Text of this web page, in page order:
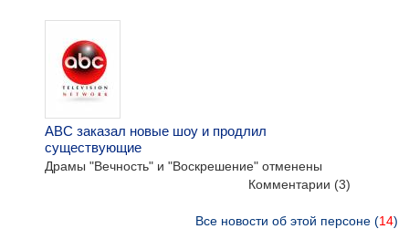
ABC заказал новые шоу и продлил
существующие
Драмы "Вечность" и "Воскрешение" отменены
Комментарии (3)
Все новости об этой персоне (14)